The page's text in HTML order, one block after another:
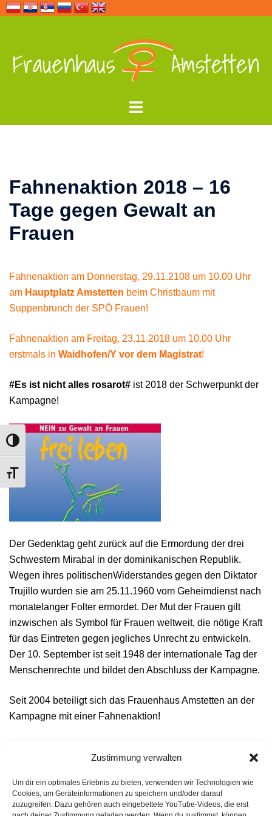
Zustimmung verwalten
Um dir ein optimales Erlebnis zu bieten, verwenden wir Technologien wie
Cookies, um Geräteinformationen zu speichern und/oder darauf
zuzugreifen. Dazu gehören auch eingebettete YouTube-Videos, die erst
UMSCHALTEN AUF HOHE KONTRASTE
SCHRIFT VERGRÖSSERN
springen
Menü
Fahnenaktion 2018 – 16
Tage gegen Gewalt an
Frauen
Fahnenaktion am Donnerstag, 29.11.2108 um 10.00 Uhr
am Hauptplatz Amstetten beim Christbaum mit
Suppenbrunch der SPÖ Frauen!
Fahnenaktion am Freitag, 23.11.2018 um 10.00 Uhr
erstmals in Waidhofen/Y vor dem Magistrat!
#Es ist nicht alles rosarot# ist 2018 der Schwerpunkt der
Kampagne!
Der Gedenktag geht zurück auf die Ermordung der drei
Schwestern Mirabal in der dominikanischen Republik.
Wegen ihres politischenWiderstandes gegen den Diktator
Trujillo wurden sie am 25.11.1960 vom Geheimdienst nach
monatelanger Folter ermordet. Der Mut der Frauen gilt
inzwischen als Symbol für Frauen weltweit, die nötige Kraft
für das Eintreten gegen jegliches Unrecht zu entwickeln.
Der 10. September ist seit 1948 der internationale Tag der
Menschenrechte und bildet den Abschluss der Kampagne.
Seit 2004 beteiligt sich das Frauenhaus Amstetten an der
Kampagne mit einer Fahnenaktion!
„Heimat Fremde Heimat/ Frauenhaus Amstetten“,
ORF-Sendung vom 29.04.2018